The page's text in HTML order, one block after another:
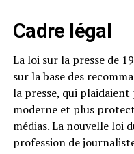
Cadre légal
La loi sur la presse de
sur la base des
la presse, qui
moderne et plus
médias. La nouvelle loi
profession de